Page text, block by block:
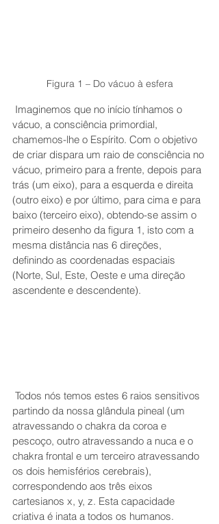
Figura 1 – Do vácuo à esfera
vácuo, a consciência primordial,
chamemos-lhe o Espírito. Com o objetivo
de criar dispara um raio de consciência no
vácuo, primeiro para a frente, depois para
trás (um eixo), para a esquerda e direita
(outro eixo) e por último, para cima e para
baixo (terceiro eixo), obtendo-se assim o
primeiro desenho da figura 1, isto com a
mesma distância nas 6 direções,
definindo as coordenadas espaciais
(Norte, Sul, Este, Oeste e uma direção
ascendente e descendente).
partindo da nossa glândula pineal (um
atravessando o chakra da coroa e
pescoço, outro atravessando a nuca e o
chakra frontal e um terceiro atravessando
os dois hemisférios cerebrais),
correspondendo aos três eixos
cartesianos x, y, z. Esta capacidade
criativa é inata a todos os humanos.